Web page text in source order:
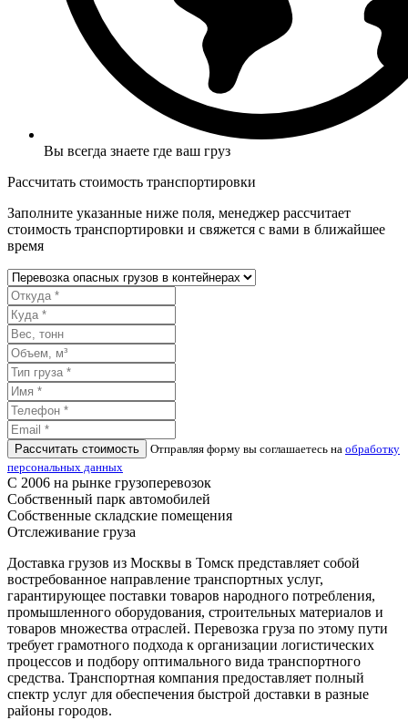
Вы всегда знаете где ваш груз
Рассчитать стоимость транспортировки
Заполните указанные ниже поля, менеджер рассчитает
стоимость транспортировки и свяжется с вами в ближайшее
время
Рассчитать стоимость Отправляя форму вы соглашаетесь на обработку
персональных данных
С 2006 на рынке грузоперевозок
Собственный парк автомобилей
Собственные складские помещения
Отслеживание груза
Доставка грузов из Москвы в Томск представляет собой
востребованное направление транспортных услуг,
гарантирующее поставки товаров народного потребления,
промышленного оборудования, строительных материалов и
товаров множества отраслей. Перевозка груза по этому пути
требует грамотного подхода к организации логистических
процессов и подбору оптимального вида транспортного
средства. Транспортная компания предоставляет полный
спектр услуг для обеспечения быстрой доставки в разные
районы городов.